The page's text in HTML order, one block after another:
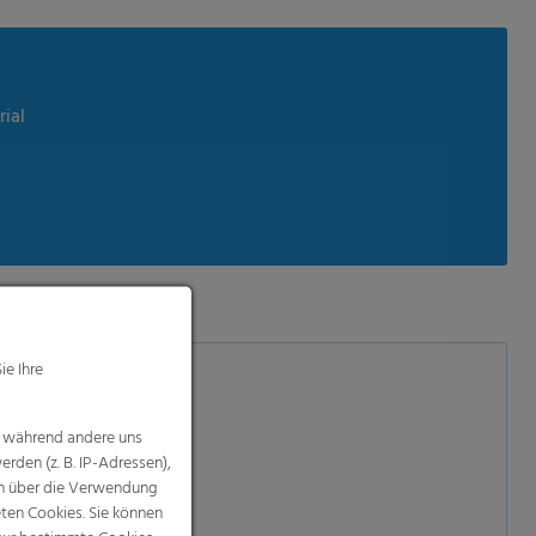
Ihre
andere uns
(z. B. IP-Adressen),
über die Verwendung
Cookies. Sie können